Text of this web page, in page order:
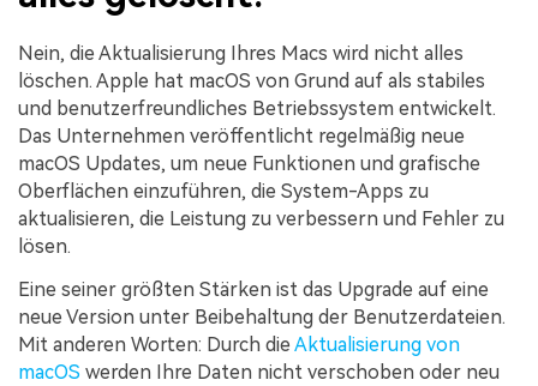
Nein, die Aktualisierung Ihres Macs wird nicht alles
löschen. Apple hat macOS von Grund auf als stabiles
und benutzerfreundliches Betriebssystem entwickelt.
Das Unternehmen veröffentlicht regelmäßig neue
macOS Updates, um neue Funktionen und grafische
Oberflächen einzuführen, die System-Apps zu
aktualisieren, die Leistung zu verbessern und Fehler zu
lösen.
Eine seiner größten Stärken ist das Upgrade auf eine
neue Version unter Beibehaltung der Benutzerdateien.
Mit anderen Worten: Durch die Aktualisierung von
macOS werden Ihre Daten nicht verschoben oder neu